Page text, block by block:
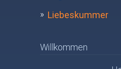
Liebeskummer
Willkommen